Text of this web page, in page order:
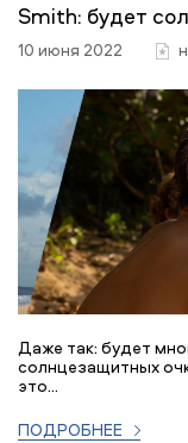
Smith: будет
10 июня 2022
Даже так: будет
солнцезащитных
это...
ПОДРОБНЕЕ